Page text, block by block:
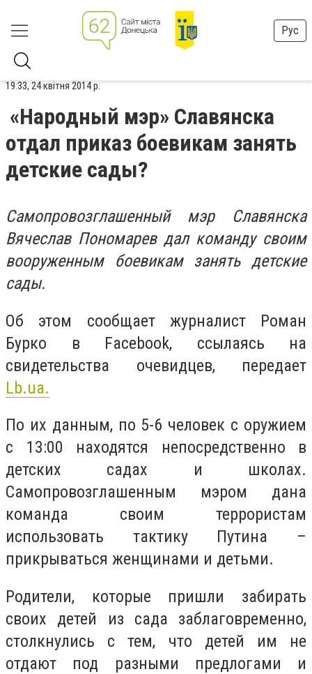
Рус
19:33, 24 квітня 2014 р.
«Народный мэр» Славянска
отдал приказ боевикам занять
детские сады?
Самопровозглашенный мэр Славянска
Вячеслав Пономаревдал команду своим
вооруженным боевикам занять детские
сады.
Об этом сообщает журналист Роман
Бурко в Facebook, ссылаясь на
свидетельства очевидцев, передает
Lb.ua.
По их данным, по 5-6 человек с оружием
с 13:00 находятся непосредственно в
детских садах и школах.
Самопровозглашенным мэром дана
команда своим террористам
использовать тактику Путина –
прикрываться женщинами и детьми.
Родители, которые пришли забирать
своих детей из сада заблаговременно,
столкнулись с тем, что детей им не
отдают под разными предлогами и